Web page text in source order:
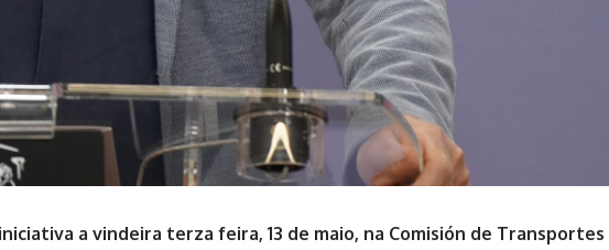
a vindeira terza feira, 13 de maio, na Comisión de Transportes